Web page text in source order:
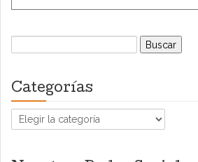
Buscar:
Categorías
Categorías